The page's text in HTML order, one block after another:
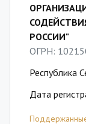
РОССИИ"
ОГРН:
Республика
Дата